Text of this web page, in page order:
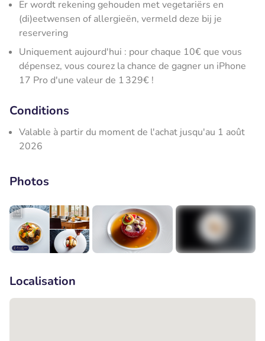
Er wordt rekening gehouden met vegetariërs en
(di)eetwensen of allergieën, vermeld deze bij je
reservering
Uniquement aujourd'hui : pour chaque 10€ que vous
dépensez, vous courez la chance de gagner un iPhone
17 Pro d'une valeur de 1 329€ !
Conditions
Valable à partir du moment de l'achat jusqu'au 1 août
2026
Photos
Localisation